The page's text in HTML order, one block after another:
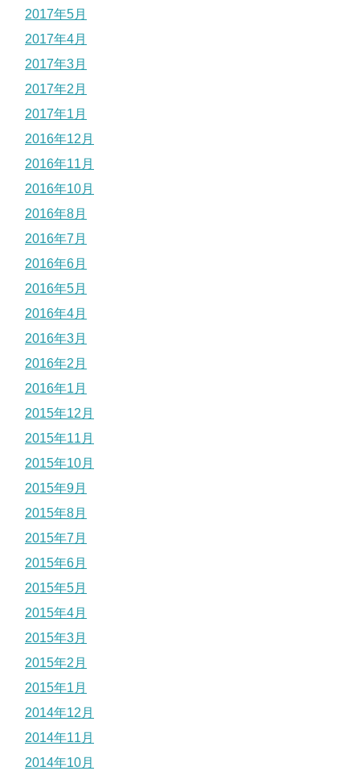
2017年5月
2017年4月
2017年3月
2017年2月
2017年1月
2016年12月
2016年11月
2016年10月
2016年8月
2016年7月
2016年6月
2016年5月
2016年4月
2016年3月
2016年2月
2016年1月
2015年12月
2015年11月
2015年10月
2015年9月
2015年8月
2015年7月
2015年6月
2015年5月
2015年4月
2015年3月
2015年2月
2015年1月
2014年12月
2014年11月
2014年10月